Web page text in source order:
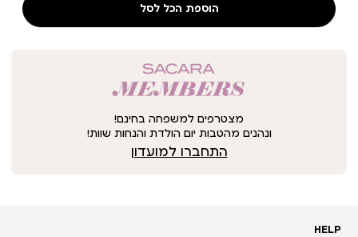
הוספת הכל לסל
מצטרפים למשפחה בחינם!
ונהנים מהטבות יום הולדת והנחות שוות!
התחברו למועדון
HELP
HELP